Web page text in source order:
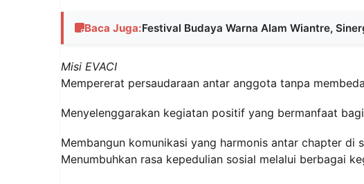
Baca Juga:Festival Budaya Warna Alam Wiantre,
Misi EVACI
Mempererat persaudaraan antar anggota tanpa
Menyelenggarakan kegiatan positif yang bermanfaat
Membangun komunikasi yang harmonis antar chapter di
Menumbuhkan rasa kepedulian sosial melalui berbagai